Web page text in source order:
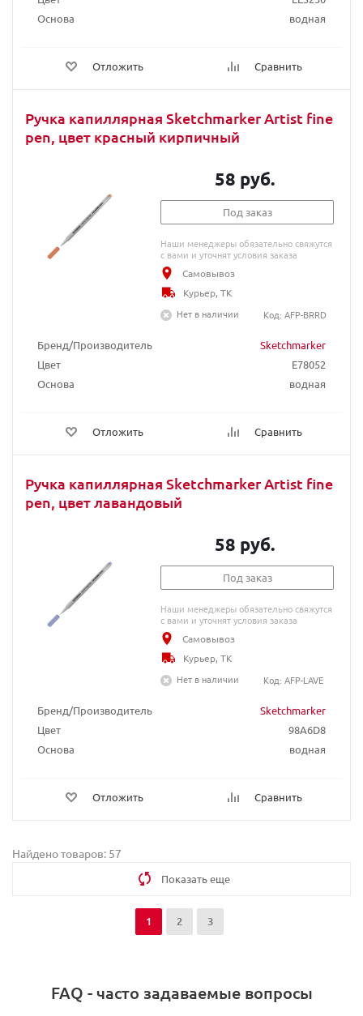
Основа
водная
Отложить Сравнить
Ручка капиллярная Sketchmarker Artist fine
pen, цвет красный кирпичный
Бренд/Производитель
Sketchmarker
Цвет
E78052
Основа
водная
Отложить Сравнить
58 руб.
Под заказ
Наши менеджеры обязательно свяжутся
с вами и уточнят условия заказа
Самовывоз
Курьер, ТК
Нет в наличии
Код: AFP-BRRD
Ручка капиллярная Sketchmarker Artist fine
pen, цвет лавандовый
Бренд/Производитель
Sketchmarker
Цвет
98A6D8
Основа
водная
Отложить Сравнить
58 руб.
Под заказ
Наши менеджеры обязательно свяжутся
с вами и уточнят условия заказа
Самовывоз
Курьер, ТК
Нет в наличии
Код: AFP-LAVE
Найдено товаров: 57
Показать еще
1 2 3
FAQ - часто задаваемые вопросы